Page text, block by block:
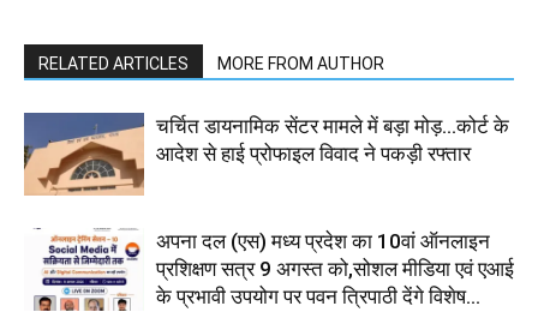
RELATED ARTICLES MORE FROM AUTHOR
चर्चित डायनामिक सेंटर मामले में बड़ा मोड़...कोर्ट के
आदेश से हाई प्रोफाइल विवाद ने पकड़ी रफ्तार
अपना दल (एस) मध्य प्रदेश का 10वां ऑनलाइन
प्रशिक्षण सत्र 9 अगस्त को,सोशल मीडिया एवं एआई
के प्रभावी उपयोग पर पवन त्रिपाठी देंगे विशेष...